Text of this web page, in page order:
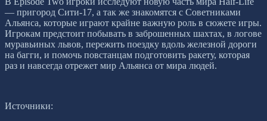
— пригород Сити-17, а так же знакомятся с Советниками
Альянса, которые играют крайне важную роль в сюжете игры.
Игрокам предстоит побывать в заброшенных шахтах, в логове
муравьиных львов, пережить поездку вдоль железной дороги
на багги, и помочь повстанцам подготовить ракету, которая
раз и навсегда отрежет мир Альянса от мира людей.
Источники: